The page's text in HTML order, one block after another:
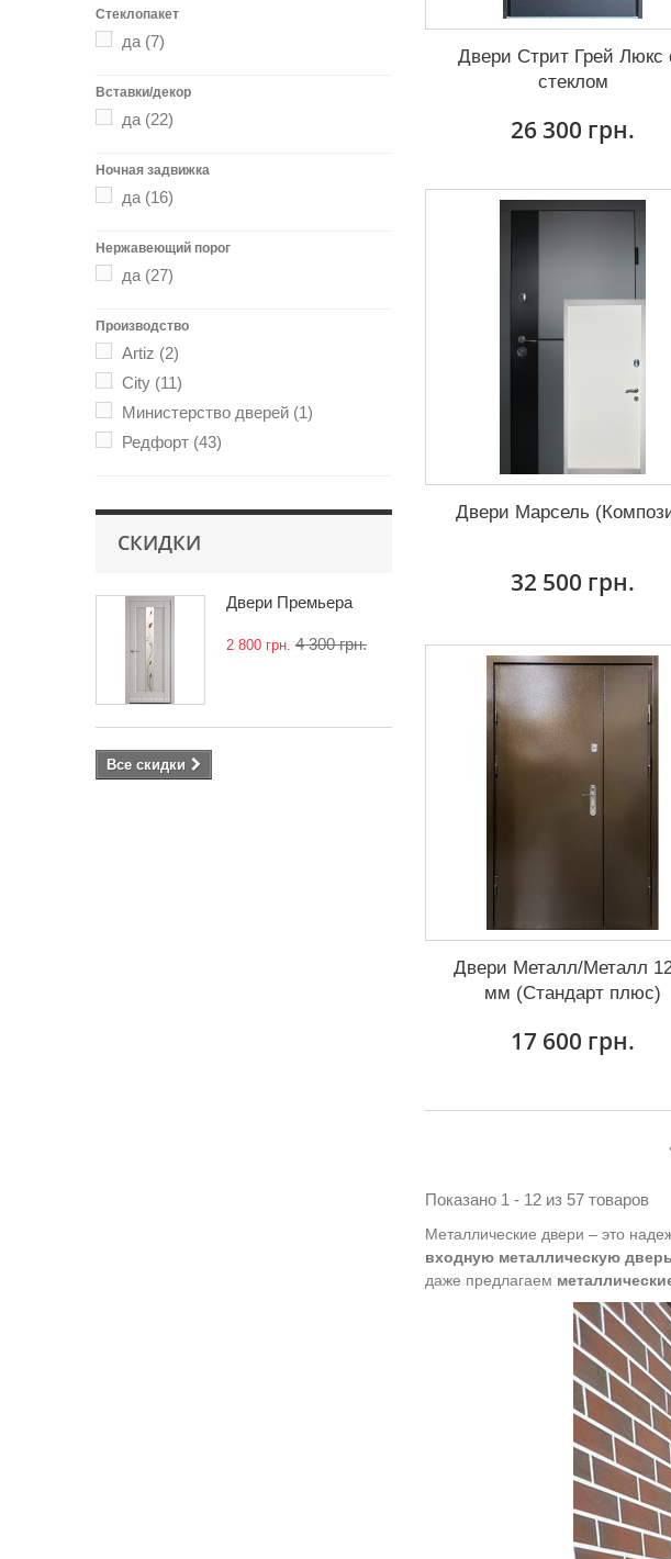
Стеклопакет
да (7)
Вставки/декор
да (22)
Ночная задвижка
да (16)
Нержавеющий порог
да (27)
Производство
Artiz (2)
City (11)
Министерство дверей (1)
Редфорт (43)
СКИДКИ
Двери Премьера
2 800 грн. 4 300 грн.
Все скидки
Двери Стрит Грей Люкс
стеклом
26 300 грн.
Двери Марсель
32 500 грн.
Двери Металл/Металл
мм (Стандарт плюс)
17 600 грн.
Показано 1 - 12 из 57 товаров
Металлические двери – это
входную металлическую дверь
даже предлагаем